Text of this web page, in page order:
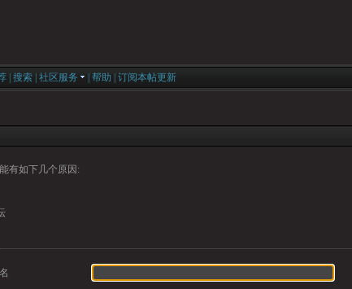
搜索 社区服务 帮助 订阅本帖更新
有如下几个原因: